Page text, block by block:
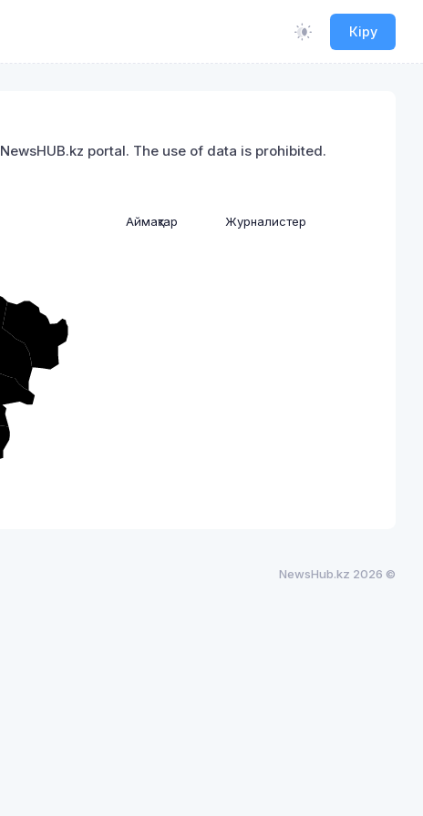
Кіру
portal. The use of data is prohibited.
Аймақтар Журналистер
NewsHub.kz 2026 ©